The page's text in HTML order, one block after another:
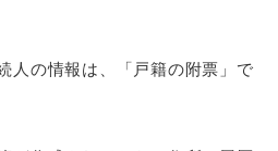
人の情報は、「戸籍の附票」で